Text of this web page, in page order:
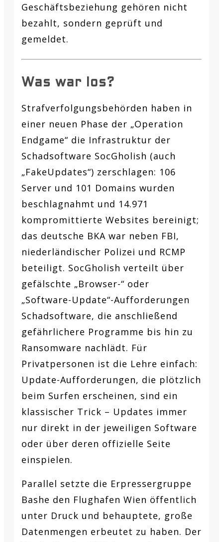
Geschäftsbeziehung gehören nicht
bezahlt, sondern geprüft und
gemeldet.
Was war los?
Strafverfolgungsbehörden haben in
einer neuen Phase der „Operation
Endgame“ die Infrastruktur der
Schadsoftware SocGholish (auch
„FakeUpdates“) zerschlagen: 106
Server und 101 Domains wurden
beschlagnahmt und 14.971
kompromittierte Websites bereinigt;
das deutsche BKA war neben FBI,
niederländischer Polizei und RCMP
beteiligt. SocGholish verteilt über
gefälschte „Browser-“ oder
„Software-Update“-Aufforderungen
Schadsoftware, die anschließend
gefährlichere Programme bis hin zu
Ransomware nachlädt. Für
Privatpersonen ist die Lehre einfach:
Update-Aufforderungen, die plötzlich
beim Surfen erscheinen, sind ein
klassischer Trick – Updates immer
nur direkt in der jeweiligen Software
oder über deren offizielle Seite
einspielen.
Parallel setzte die Erpressergruppe
Bashe den Flughafen Wien öffentlich
unter Druck und behauptete, große
Datenmengen erbeutet zu haben. Der